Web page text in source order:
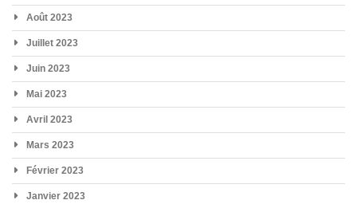
Août 2023
Juillet 2023
Juin 2023
Mai 2023
Avril 2023
Mars 2023
Février 2023
Janvier 2023